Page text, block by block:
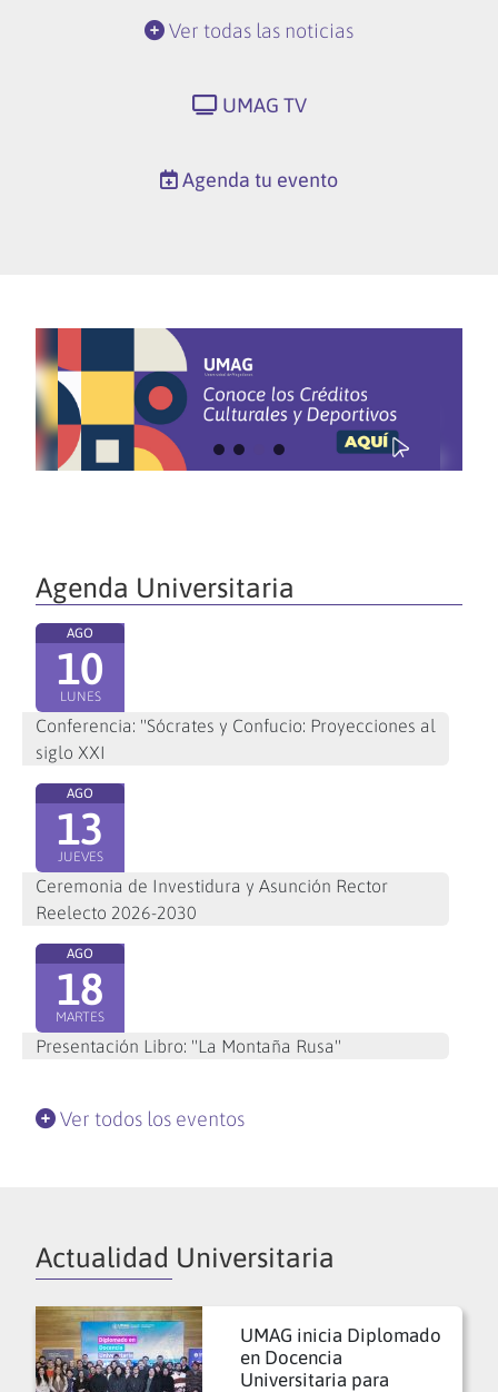
Ver todas las noticias
UMAG TV
Agenda tu evento
Agenda Universitaria
AGO
10
LUNES
Conferencia: "Sócrates y Confucio: Proyecciones al
siglo XXI
AGO
13
JUEVES
Ceremonia de Investidura y Asunción Rector
Reelecto 2026-2030
AGO
18
MARTES
Presentación Libro: "La Montaña Rusa"
Ver todos los eventos
Actualidad Universitaria
UMAG inicia Diplomado
en Docencia
Universitaria para